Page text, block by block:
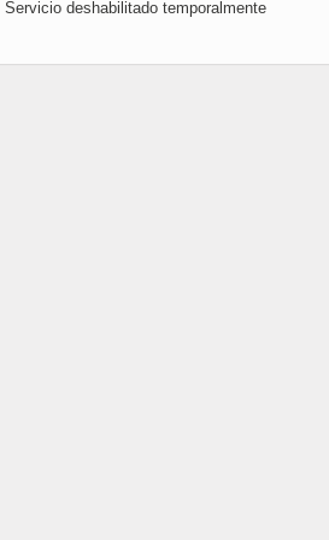
Servicio deshabilitado temporalmente